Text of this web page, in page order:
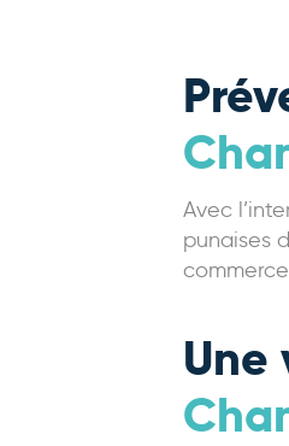
Avec
punaises
Une